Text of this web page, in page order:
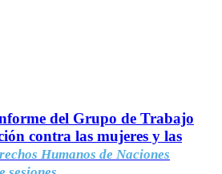
del Grupo de Trabajo
contra las mujeres y las
Humanos de Naciones